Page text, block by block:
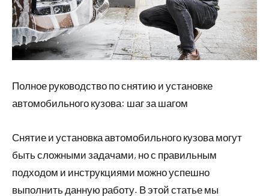
Полное руководство по снятию и установке
автомобильного кузова: шаг за шагом
Снятие и установка автомобильного кузова могут
быть сложными задачами, но с правильным
подходом и инструкциями можно успешно
выполнить данную работу. В этой статье мы